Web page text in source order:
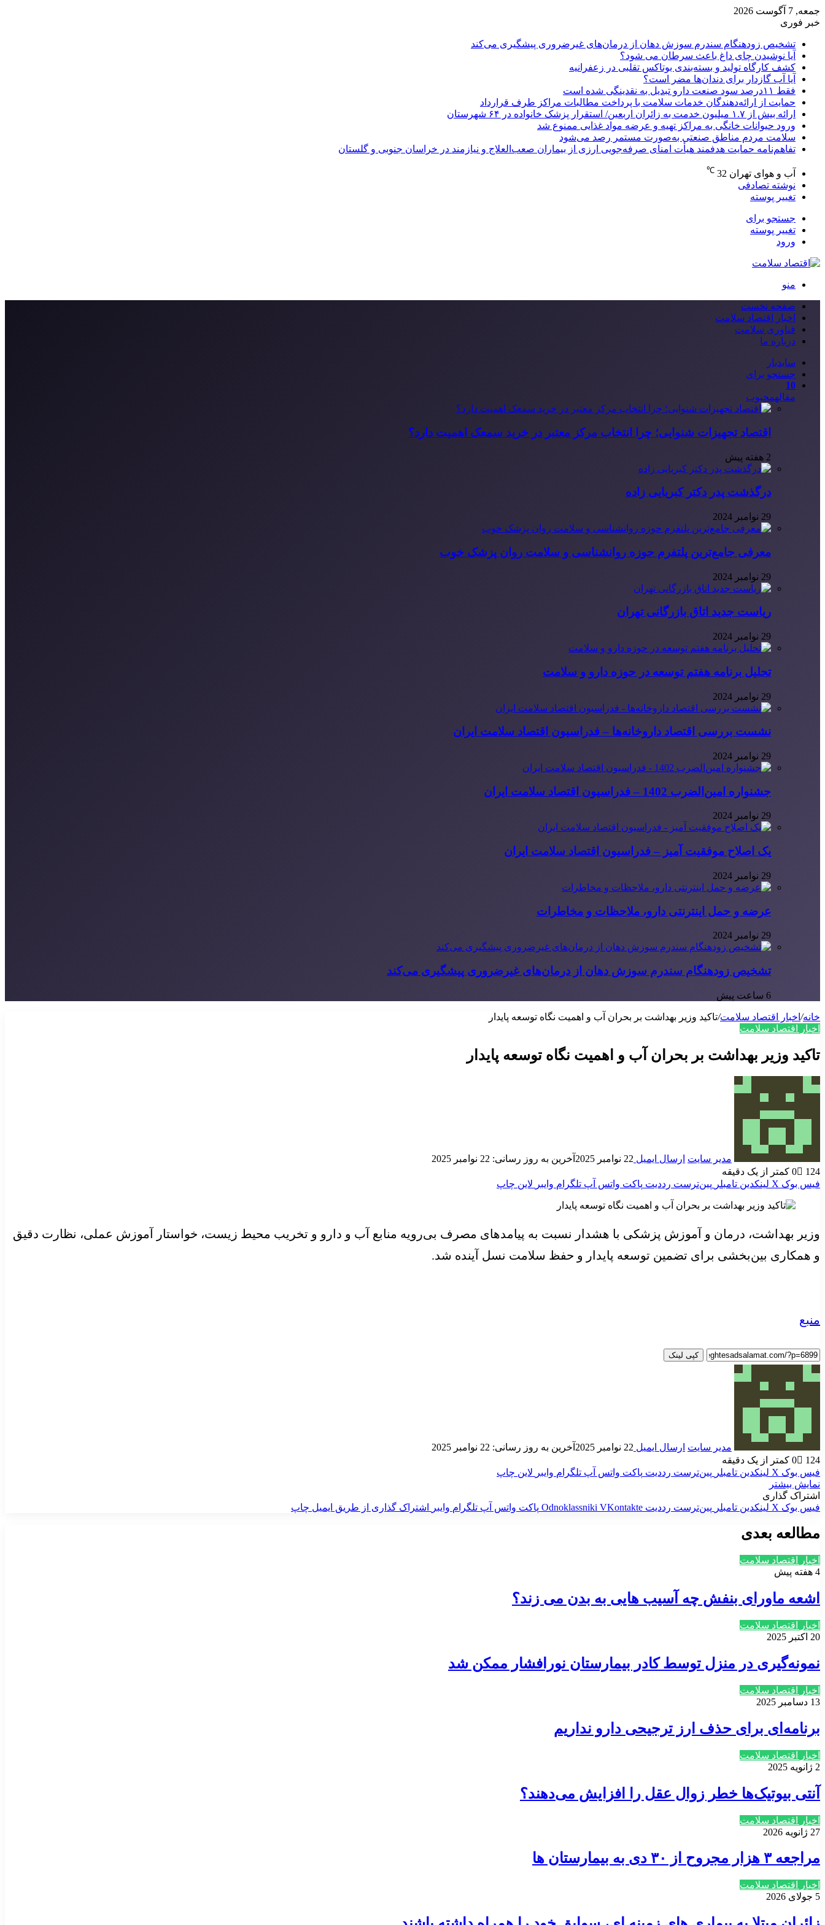
جمعه, 7 آگوست 2026
خبر فوری
تشخیص زودهنگام سندرم سوزش دهان از درمان‌های غیرضروری پیشگیری می‌کند
آیا نوشیدن چای داغ باعث سرطان می شود؟
کشف کارگاه تولید و بسته‌بندی بوتاکس تقلبی در زعفرانیه
آیا آب گازدار برای دندان‌ها مضر است؟
فقط ۱۱‌درصد سود صنعت دارو تبدیل به نقدینگی شده است
حمایت از ارائه‌دهندگان خدمات سلامت با پرداخت مطالبات مراکز طرف قرارداد
ارائه بیش از ۱.۷ میلیون خدمت به زائران اربعین/ استقرار پزشک خانواده در ۶۴ شهرستان
ورود حیوانات خانگی به مراکز تهیه و عرضه مواد غذایی ممنوع شد
سلامت مردم مناطق صنعتی به‌صورت مستمر رصد می‌شود
تفاهم‌نامه حمایت هدفمند هیأت امنای صرفه‌جویی ارزی از بیماران صعب‌العلاج و نیازمند در خراسان جنوبی و گلستان
آب و هوای تهران 32
℃
نوشته تصادفی
تغییر پوسته
جستجو برای
تغییر پوسته
ورود
منو
صفحه نخست
اخبار اقتصاد سلامت
فناوری سلامت
درباره ما
سایدبار
جستجو برای
10
مقالهمحبوب
اقتصاد تجهیزات شنوایی؛ چرا انتخاب مرکز معتبر در خرید سمعک اهمیت دارد؟
2 هفته پیش
درگذشت پدر دکتر کبریایی زاده
29 نوامبر 2024
معرفی جامع‌ترین پلتفرم حوزه روانشناسی و سلامت روان پزشک خوب
29 نوامبر 2024
ریاست جدید اتاق بازرگانی تهران
29 نوامبر 2024
تحلیل برنامه هفتم توسعه در حوزه دارو و سلامت
29 نوامبر 2024
نشست بررسی اقتصاد داروخانه‌ها – فدراسیون اقتصاد سلامت ایران
29 نوامبر 2024
جشنواره امین‌الضرب 1402 – فدراسیون اقتصاد سلامت ایران
29 نوامبر 2024
یک اصلاح موفقیت آمیز – فدراسیون اقتصاد سلامت ایران
29 نوامبر 2024
عرضه و حمل اینترنتی دارو، ملاحظات و مخاطرات
29 نوامبر 2024
تشخیص زودهنگام سندرم سوزش دهان از درمان‌های غیرضروری پیشگیری می‌کند
6 ساعت پیش
خانه/ اخبار اقتصاد سلامت/تاکید وزیر بهداشت بر بحران آب و اهمیت نگاه توسعه پایدار
اخبار اقتصاد سلامت
تاکید وزیر بهداشت بر بحران آب و اهمیت نگاه توسعه پایدار
مدیر سایت ارسال ایمیل 22 نوامبر 2025
آخرین به روز رسانی: 22 نوامبر 2025
0
124
کمتر از یک دقیقه
فیس بوک X لینکدین ‫تامبلر ‫پین‌ترست ‫رددیت پاکت واتس آپ تلگرام وایبر لاین چاپ
وزیر بهداشت، درمان و آموزش پزشکی با هشدار نسبت به پیامدهای مصرف بی‌رویه منابع آب و دارو و تخریب محیط زیست، خواستار آموزش عملی، نظارت دقیق
و همکاری بین‌بخشی برای تضمین توسعه پایدار و حفظ سلامت نسل آینده شد.
منبع
کپی لینک
مدیر سایت ارسال ایمیل 22 نوامبر 2025
آخرین به روز رسانی: 22 نوامبر 2025
0
124
کمتر از یک دقیقه
فیس بوک X لینکدین ‫تامبلر ‫پین‌ترست ‫رددیت پاکت واتس آپ تلگرام وایبر لاین چاپ
نمایش بیشتر
اشتراک گذاری
فیس بوک X لینکدین ‫تامبلر ‫پین‌ترست ‫رددیت ‫VKontakte
‫Odnoklassniki پاکت واتس آپ تلگرام وایبر اشتراک گذاری از طریق ایمیل چاپ
مطالعه بعدی
اخبار اقتصاد سلامت
4 هفته پیش
اشعه ماورای بنفش چه آسیب هایی به بدن می زند؟
اخبار اقتصاد سلامت
20 اکتبر 2025
نمونه‌گیری در منزل توسط کادر بیمارستان نورافشار ممکن شد
اخبار اقتصاد سلامت
13 دسامبر 2025
برنامه‌ای برای حذف ارز ترجیحی دارو نداریم
اخبار اقتصاد سلامت
2 ژانویه 2025
آنتی بیوتیک‌ها خطر زوال عقل را افزایش می‌دهند؟
اخبار اقتصاد سلامت
27 ژانویه 2026
مراجعه ۳ هزار مجروح از ۳۰ دی به بیمارستان ها
اخبار اقتصاد سلامت
5 جولای 2026